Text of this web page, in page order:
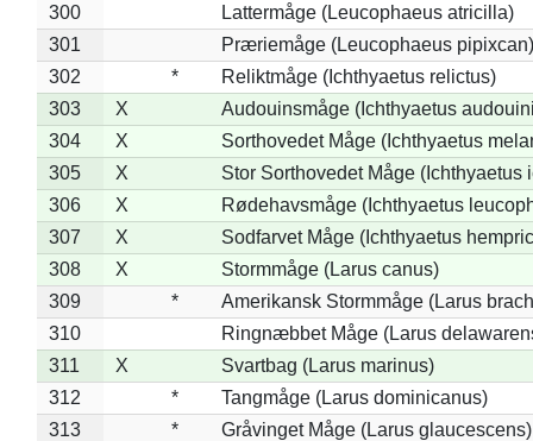
300
Lattermåge (Leucophaeus atricilla)
301
Præriemåge (Leucophaeus pipixcan)
302
*
Reliktmåge (Ichthyaetus relictus)
303
X
Audouinsmåge (Ichthyaetus
304
X
Sorthovedet Måge (Ichthyaetus
305
X
Stor Sorthovedet Måge (Ichthyaetus
306
X
Rødehavsmåge (Ichthyaetus
307
X
Sodfarvet Måge (Ichthyaetus
308
X
Stormmåge (Larus canus)
309
*
Amerikansk Stormmåge (Larus
310
Ringnæbbet Måge (Larus
311
X
Svartbag (Larus marinus)
312
*
Tangmåge (Larus dominicanus)
313
*
Gråvinget Måge (Larus glaucescens)